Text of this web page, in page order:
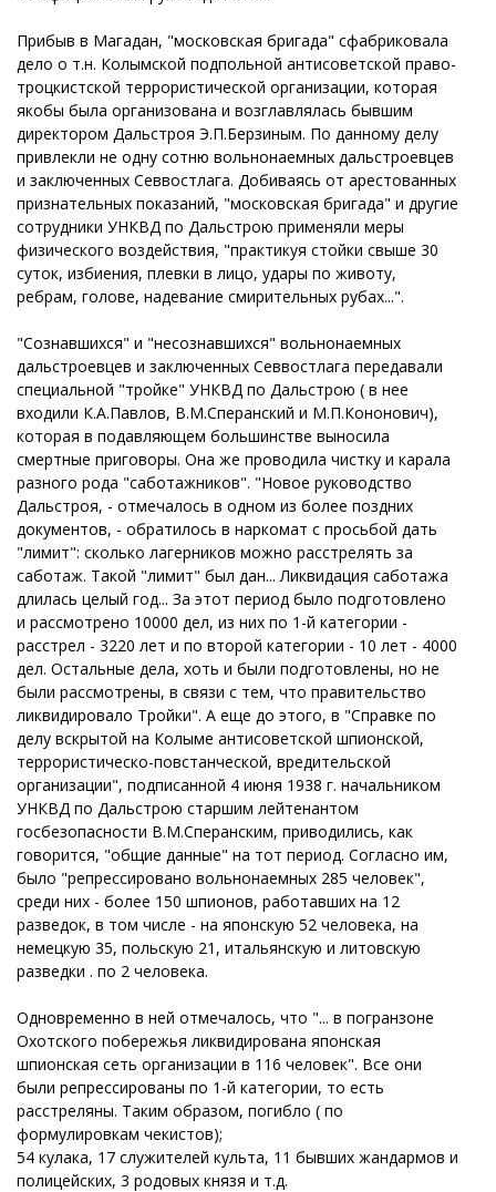
Прибыв в Магадан, "московская бригада" сфабриковала
дело о т.н. Колымской подпольной антисоветской право-
троцкистской террористической организации, которая
якобы была организована и возглавлялась бывшим
директором Дальстроя Э.П.Берзиным. По данному делу
привлекли не одну сотню вольнонаемных дальстроевцев
и заключенных Севвостлага. Добиваясь от арестованных
признательных показаний, "московская бригада" и другие
сотрудники УНКВД по Дальстрою применяли меры
физического воздействия, "практикуя стойки свыше 30
суток, избиения, плевки в лицо, удары по животу,
ребрам, голове, надевание смирительных рубах...".
"Сознавшихся" и "несознавшихся" вольнонаемных
дальстроевцев и заключенных Севвостлага передавали
специальной "тройке" УНКВД по Дальстрою ( в нее
входили К.А.Павлов, В.М.Сперанский и М.П.Кононович),
которая в подавляющем большинстве выносила
смертные приговоры. Она же проводила чистку и карала
разного рода "саботажников". "Новое руководство
Дальстроя, - отмечалось в одном из более поздних
документов, - обратилось в наркомат с просьбой дать
"лимит": сколько лагерников можно расстрелять за
саботаж. Такой "лимит" был дан... Ликвидация саботажа
длилась целый год... За этот период было подготовлено
и рассмотрено 10000 дел, из них по 1-й категории -
расстрел - 3220 лет и по второй категории - 10 лет - 4000
дел. Остальные дела, хоть и были подготовлены, но не
были рассмотрены, в связи с тем, что правительство
ликвидировало Тройки". А еще до этого, в "Справке по
делу вскрытой на Колыме антисоветской шпионской,
террористическо-повстанческой, вредительской
организации", подписанной 4 июня 1938 г. начальником
УНКВД по Дальстрою старшим лейтенантом
госбезопасности В.М.Сперанским, приводились, как
говорится, "общие данные" на тот период. Согласно им,
было "репрессировано вольнонаемных 285 человек",
среди них - более 150 шпионов, работавших на 12
разведок, в том числе - на японскую 52 человека, на
немецкую 35, польскую 21, итальянскую и литовскую
разведки . по 2 человека.
Одновременно в ней отмечалось, что "... в погранзоне
Охотского побережья ликвидирована японская
шпионская сеть организации в 116 человек". Все они
были репрессированы по 1-й категории, то есть
расстреляны. Таким образом, погибло ( по
формулировкам чекистов);
54 кулака, 17 служителей культа, 11 бывших жандармов и
полицейских, 3 родовых князя и т.д.